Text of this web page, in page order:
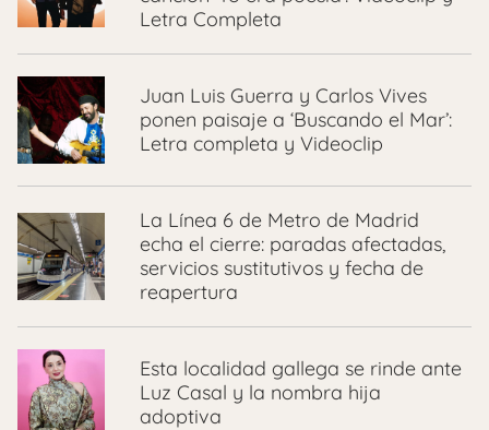
Letra Completa
Juan Luis Guerra y Carlos Vives
ponen paisaje a ‘Buscando el Mar’:
Letra completa y Videoclip
La Línea 6 de Metro de Madrid
echa el cierre: paradas afectadas,
servicios sustitutivos y fecha de
reapertura
Esta localidad gallega se rinde ante
Luz Casal y la nombra hija
adoptiva